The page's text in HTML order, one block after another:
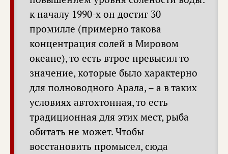
к началу 1990-х он достиг 30
промилле (примерно такова
концентрация солей в Мировом
океане), то есть втрое превысил то
значение, которые было характерно
для полноводного Арала, – а в таких
условиях автохтонная, то есть
традиционная для этих мест, рыба
обитать не может. Чтобы
восстановить промысел, сюда